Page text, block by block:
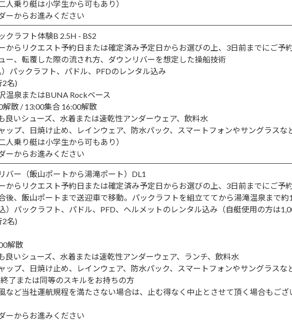
人乗り艇は小学生から可もあり）
ーからお進みください
クラフト体験B 2.5H - BS2
からリクエスト予約日または確定済み予定日からお選びの上、3日前までにご予
ー、転覆した際の流され方、ダウンリバーを想定した操船技術
パックラフト、パドル、PFDのレンタル込み
2名)
温泉またはBUNA Rockベース
散 / 13:00集合 16:00解散
良いシューズ、水着または速乾性アンダーウェア、飲料水
ップ、日焼け止め、レインウェア、防水パック、スマートフォンやサングラスな
人乗り艇は小学生から可もあり）
ーからお進みください
バー（飯山ポートから湯滝ポート）DL1
からリクエスト予約日または確定済み予定日からお選びの上、3日前までにご予
後、飯山ポートまで送迎車で移動。パックラフトを組立ててから湯滝温泉まで約
）パックラフト、パドル、PFD、ヘルメットのレンタル込み（自艇使用の方は
2名)
解散
良いシューズ、水着または速乾性アンダーウェア、ランチ、飲料水
ップ、日焼け止め、レインウェア、防水パック、スマートフォンやサングラスな
了または同等のスキルをお持ちの方
など当社運航規程を満たさない場合は、止む得なく中止とさせて頂く場合もござ
ーからお進みください